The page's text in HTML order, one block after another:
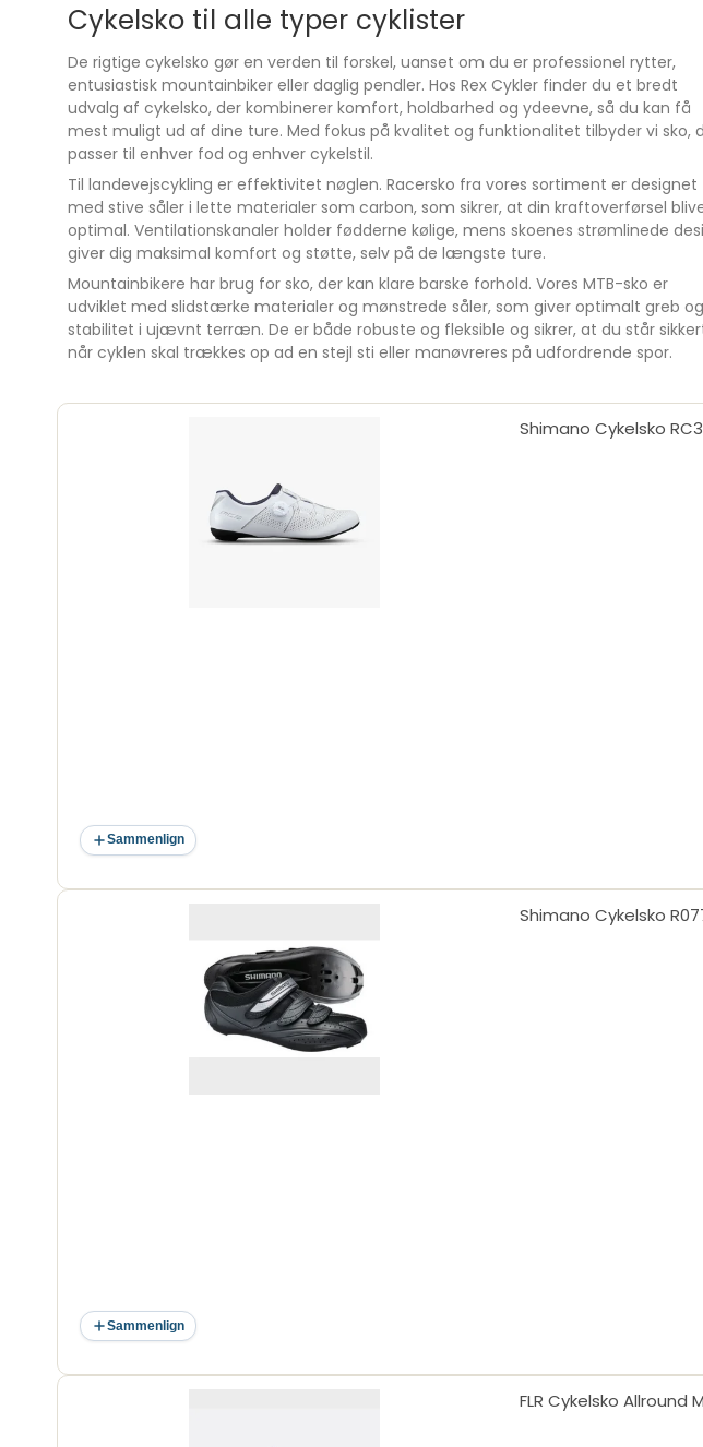
Inkluderet skotaske
Praktisk til opbevaring og transport.
Vil du have en sko, der kombinerer let vægt, stabilitet og præcis
kraftoverførsel?
XLC CB-R09 cykelsko giver dig performance, komfort og
pålidelighed - klar til landevejens udfordringer.
Cykelsko til alle typer cyklister
De rigtige cykelsko gør en verden til forskel, uanset om du er professionel rytter,
entusiastisk mountainbiker eller daglig pendler. Hos Rex Cykler finder du et bredt
udvalg af cykelsko, der kombinerer komfort, holdbarhed og ydeevne, så du kan få
mest muligt ud af dine ture. Med fokus på kvalitet og funktionalitet tilbyder vi sko,
passer til enhver fod og enhver cykelstil.
Til landevejscykling er effektivitet nøglen. Racersko fra vores sortiment er designet
med stive såler i lette materialer som carbon, som sikrer, at din kraftoverførsel
optimal. Ventilationskanaler holder fødderne kølige, mens skoenes strømlinede
giver dig maksimal komfort og støtte, selv på de længste ture.
Mountainbikere har brug for sko, der kan klare barske forhold. Vores MTB-sko er
udviklet med slidstærke materialer og mønstrede såler, som giver optimalt greb og
stabilitet i ujævnt terræn. De er både robuste og fleksible og sikrer, at du står
når cyklen skal trækkes op ad en stejl sti eller manøvreres på udfordrende spor.
Sammenlign
Shimano Cykelsko
Sammenlign
Shimano Cykelsko
FLR Cykelsko Allround